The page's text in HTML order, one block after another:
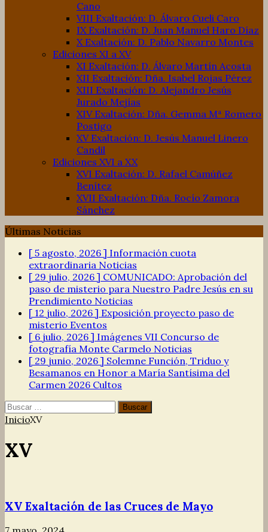
Cano
VIII Exaltación: D. Álvaro Cueli Caro
IX Exaltación: D. Juan Manuel Haro Díaz
X Exaltación: D. Pablo Navarro Montes
Ediciones XI a XV
XI Exaltación: D. Álvaro Martín Acosta
XII Exaltación: Dña. Isabel Rojas Pérez
XIII Exaltación: D. Alejandro Jesús
Jurado Mejías
XIV Exaltación: Dña. Gemma Mª Romero
Postigo
XV Exaltación: D. Jesús Manuel Linero
Candil
Ediciones XVI a XX
XVI Exaltación: D. Rafael Camúñez
Benítez
XVII Exaltación: Dña. Rocío Zamora
Sánchez
Últimas Noticias
[ 5 agosto, 2026 ] Información cuota
extraordinaria Noticias
[ 29 julio, 2026 ] COMUNICADO: Aprobación del
paso de misterio para Nuestro Padre Jesús en su
Prendimiento Noticias
[ 12 julio, 2026 ] Exposición proyecto paso de
misterio Eventos
[ 6 julio, 2026 ] Imágenes VII Concurso de
fotografía Monte Carmelo Noticias
[ 29 junio, 2026 ] Solemne Función, Triduo y
Besamanos en Honor a María Santísima del
Carmen 2026 Cultos
Buscar:
InicioXV
XV
XV Exaltación de las Cruces de Mayo